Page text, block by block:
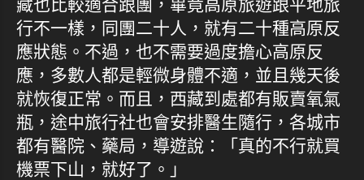
藏也比較適合跟團，畢竟高原旅遊跟平地旅
行不一樣，同團二十人，就有二十種高原反
應狀態。不過，也不需要過度擔心高原反
應，多數人都是輕微身體不適，並且幾天後
就恢復正常。而且，西藏到處都有販賣氧氣
瓶，途中旅行社也會安排醫生隨行，各城市
都有醫院、藥局，導遊說：「真的不行就買
機票下山，就好了。」